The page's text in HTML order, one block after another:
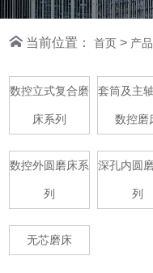
当前位置：首页 > 产
数控立式复合磨
床系列
套筒及主
数控磨
数控外圆磨床系
列
深孔内圆
列
无芯磨床